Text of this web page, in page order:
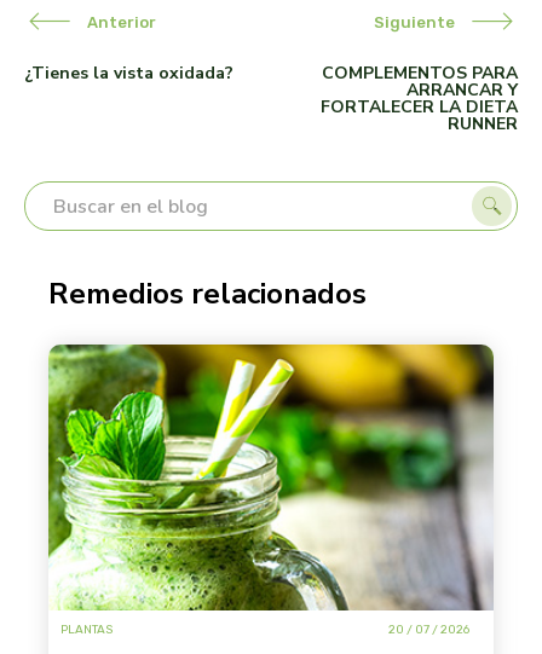
Anterior
¿Tienes la vista oxidada?
Siguiente
COMPLEMENTOS PARA
ARRANCAR Y
FORTALECER LA DIETA
RUNNER
Remedios relacionados
PLANTAS 20 / 07 / 2026